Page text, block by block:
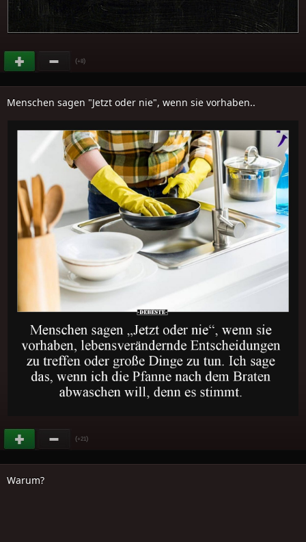
(+8)
Menschen sagen "Jetzt oder nie", wenn sie vorhaben..
(+21)
Warum?